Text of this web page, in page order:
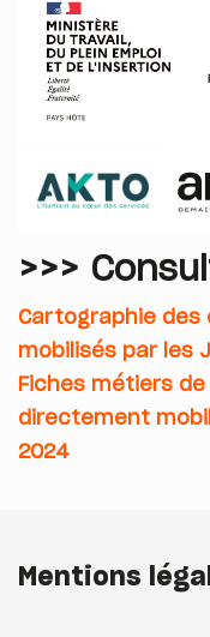
>>>
Cartographie
mobilisés par les
Fiches métiers
directement
2024
Mentions